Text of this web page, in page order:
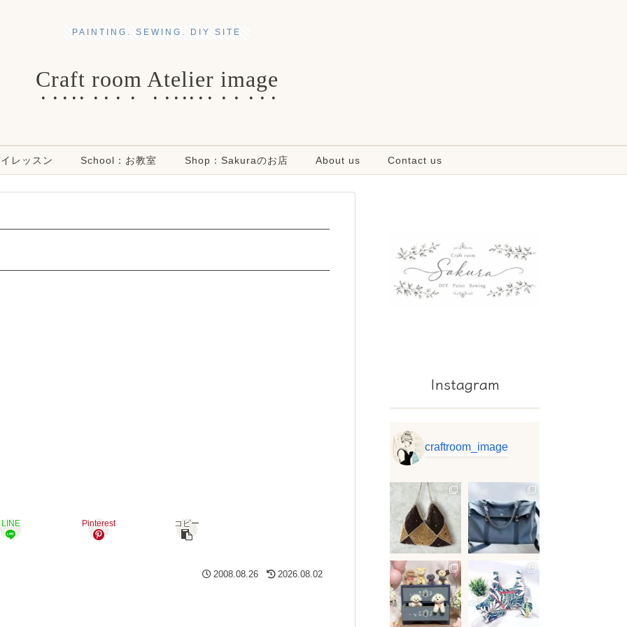
PAINTING. SEWING. DIY SITE
Craft room Atelier image
レッスン School：お教室 Shop：Sakuraのお店 About us Contact us
LINE Pinterest コピー
2008.08.26 2026.08.02
Instagram
craftroom_image